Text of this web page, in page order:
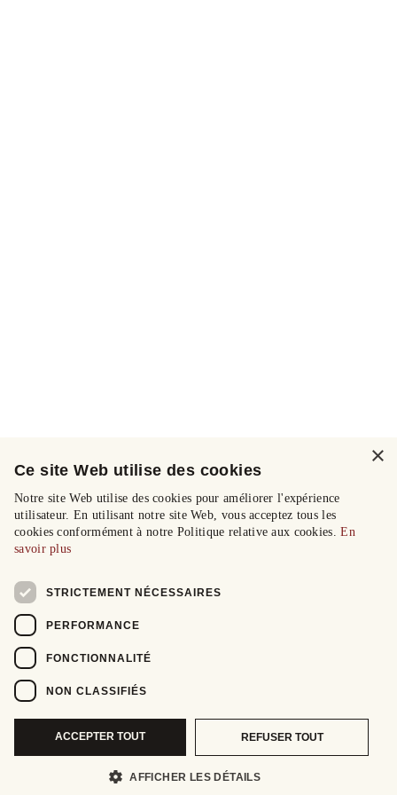
×
Ce site Web utilise des cookies
Notre site Web utilise des cookies pour améliorer l'expérience
utilisateur. En utilisant notre site Web, vous acceptez tous les
cookies conformément à notre Politique relative aux cookies.En
savoir plus
STRICTEMENT NÉCESSAIRES
PERFORMANCE
FONCTIONNALITÉ
NON CLASSIFIÉS
ACCEPTER TOUT REFUSER TOUT
AFFICHER LES DÉTAILS